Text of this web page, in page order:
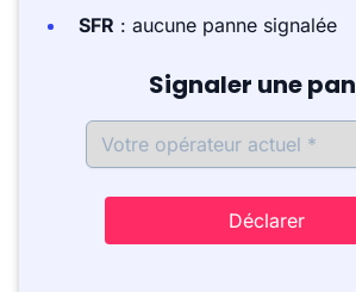
SFR : aucune panne signalée
Signaler une
Déclarer